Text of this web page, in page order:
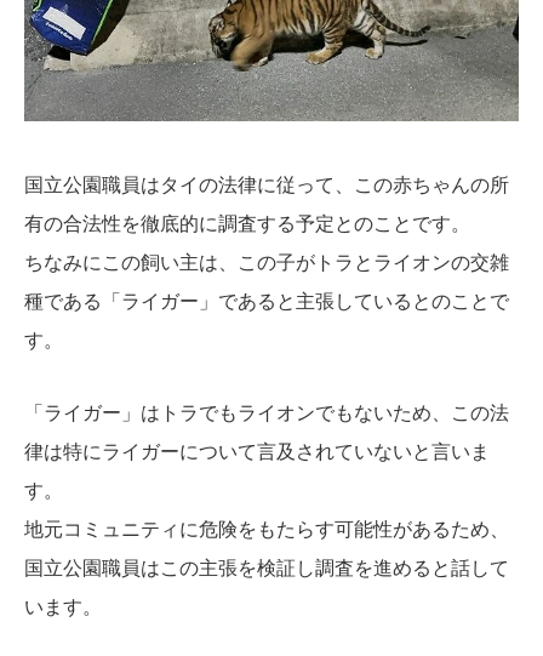
国立公園職員はタイの法律に​​従って、この赤ちゃんの所
有の合法性を徹底的に調査する予定とのことです。
ちなみにこの飼い主は、この子がトラとライオンの交雑
種である「ライガー」であると主張しているとのことで
す。
「 ライガー」はトラでもライオンでもないため、この法
律は特にライガーについて言及されていないと言いま
す。
地元コミュニティに危険をもたらす可能性があるため、
国立公園職員はこの主張を検証し調査を進めると話して
います。